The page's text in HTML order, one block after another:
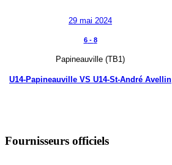
29 mai 2024
6- 8
Papineauville (TB1)
U14-Papineauville VS U14-St-André Avellin
Fournisseurs officiels